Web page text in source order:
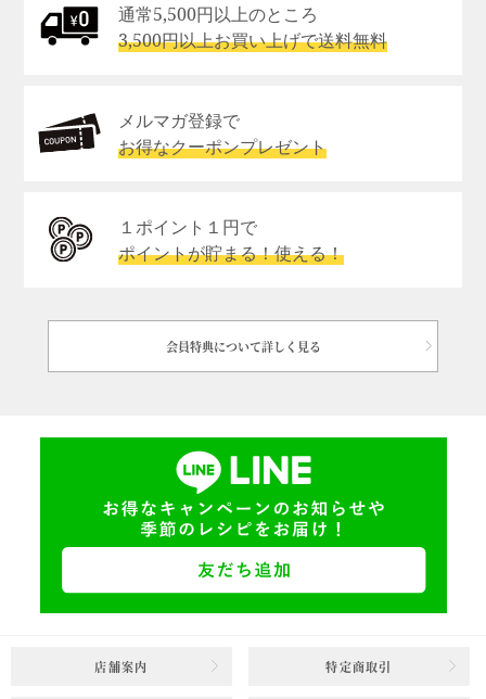
通常5,500円以上のところ
3,500円以上お買い上げで送料無料
メルマガ登録で
お得なクーポンプレゼント
１ポイント１円で
ポイントが貯まる！使える！
会員特典について詳しく見る
店舗案内 特定商取引